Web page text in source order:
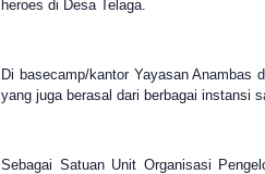
heroes di Desa Telaga.
Di basecamp/kantor Yayasan Anambas
yang juga berasal dari berbagai instansi
Sebagai Satuan Unit Organisasi